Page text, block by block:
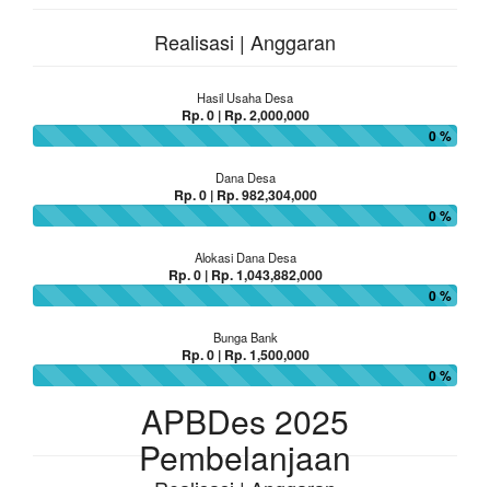
Realisasi | Anggaran
Hasil Usaha Desa
Rp. 0 | Rp. 2,000,000
0 %
Dana Desa
Rp. 0 | Rp. 982,304,000
0 %
Alokasi Dana Desa
Rp. 0 | Rp. 1,043,882,000
0 %
Bunga Bank
Rp. 0 | Rp. 1,500,000
0 %
APBDes 2025
Pembelanjaan